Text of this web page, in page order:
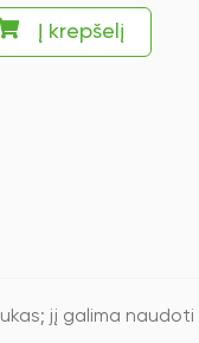
Į krepšelį
jį galima